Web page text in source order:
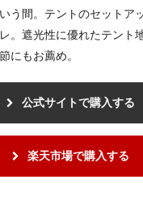
う間。テントのセットア
。遮光性に優れたテント
にもお薦め。
公式サイトで購入する
楽天市場で購入する